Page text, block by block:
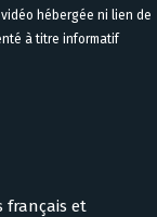
hébergée ni lien de
à titre informatif
français et